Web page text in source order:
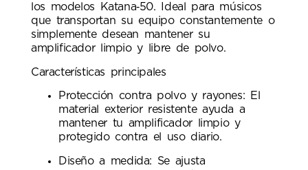
los modelos Katana‑50. Ideal para músicos
que transportan su equipo constantemente o
simplemente desean mantener su
amplificador limpio y libre de polvo.
Características principales
Protección contra polvo y rayones: El
material exterior resistente ayuda a
mantener tu amplificador limpio y
protegido contra el uso diario.
Diseño a medida: Se ajusta